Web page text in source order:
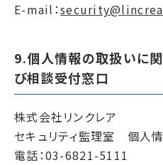
E-mail：
9.個人情報の取扱いに
び相談受付窓口
株式会社リンクレア
セキュリティ監理室 個人
電話：03-6821-5111